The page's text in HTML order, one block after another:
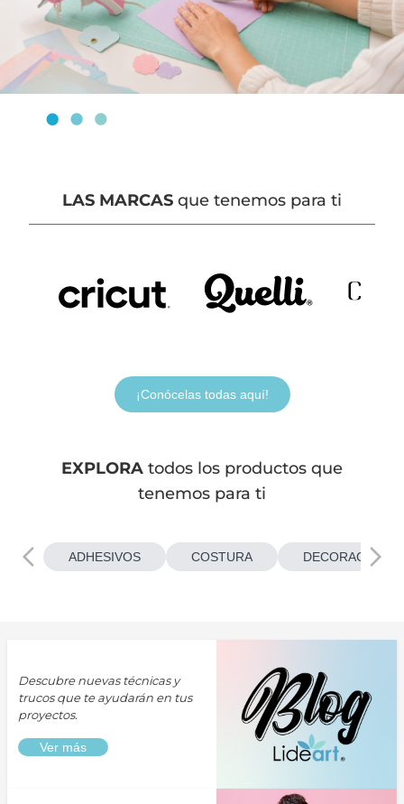
LAS MARCAS que tenemos para ti
¡Conócelas todas aquí!
EXPLORA todos los productos que
tenemos para ti
ADHESIVOS COSTURA
Descubre nuevas técnicas y
trucos que te ayudarán en tus
proyectos.
Ver más